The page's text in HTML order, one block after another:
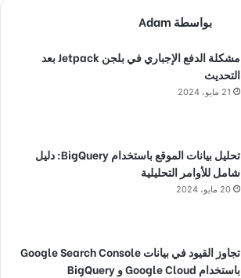
بواسطة Adam
مشكلة الدفع الإجباري في بلجن Jetpack بعد
التحديث
21 مايو، 2024
تحليل بيانات الموقع باستخدام BigQuery: دليل
شامل للأوامر التحليلية
20 مايو، 2024
تجاوز القيود في بيانات Google Search Console
باستخدام Google Cloud و BigQuery